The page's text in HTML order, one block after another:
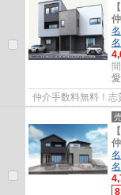
仲介手数料無料！